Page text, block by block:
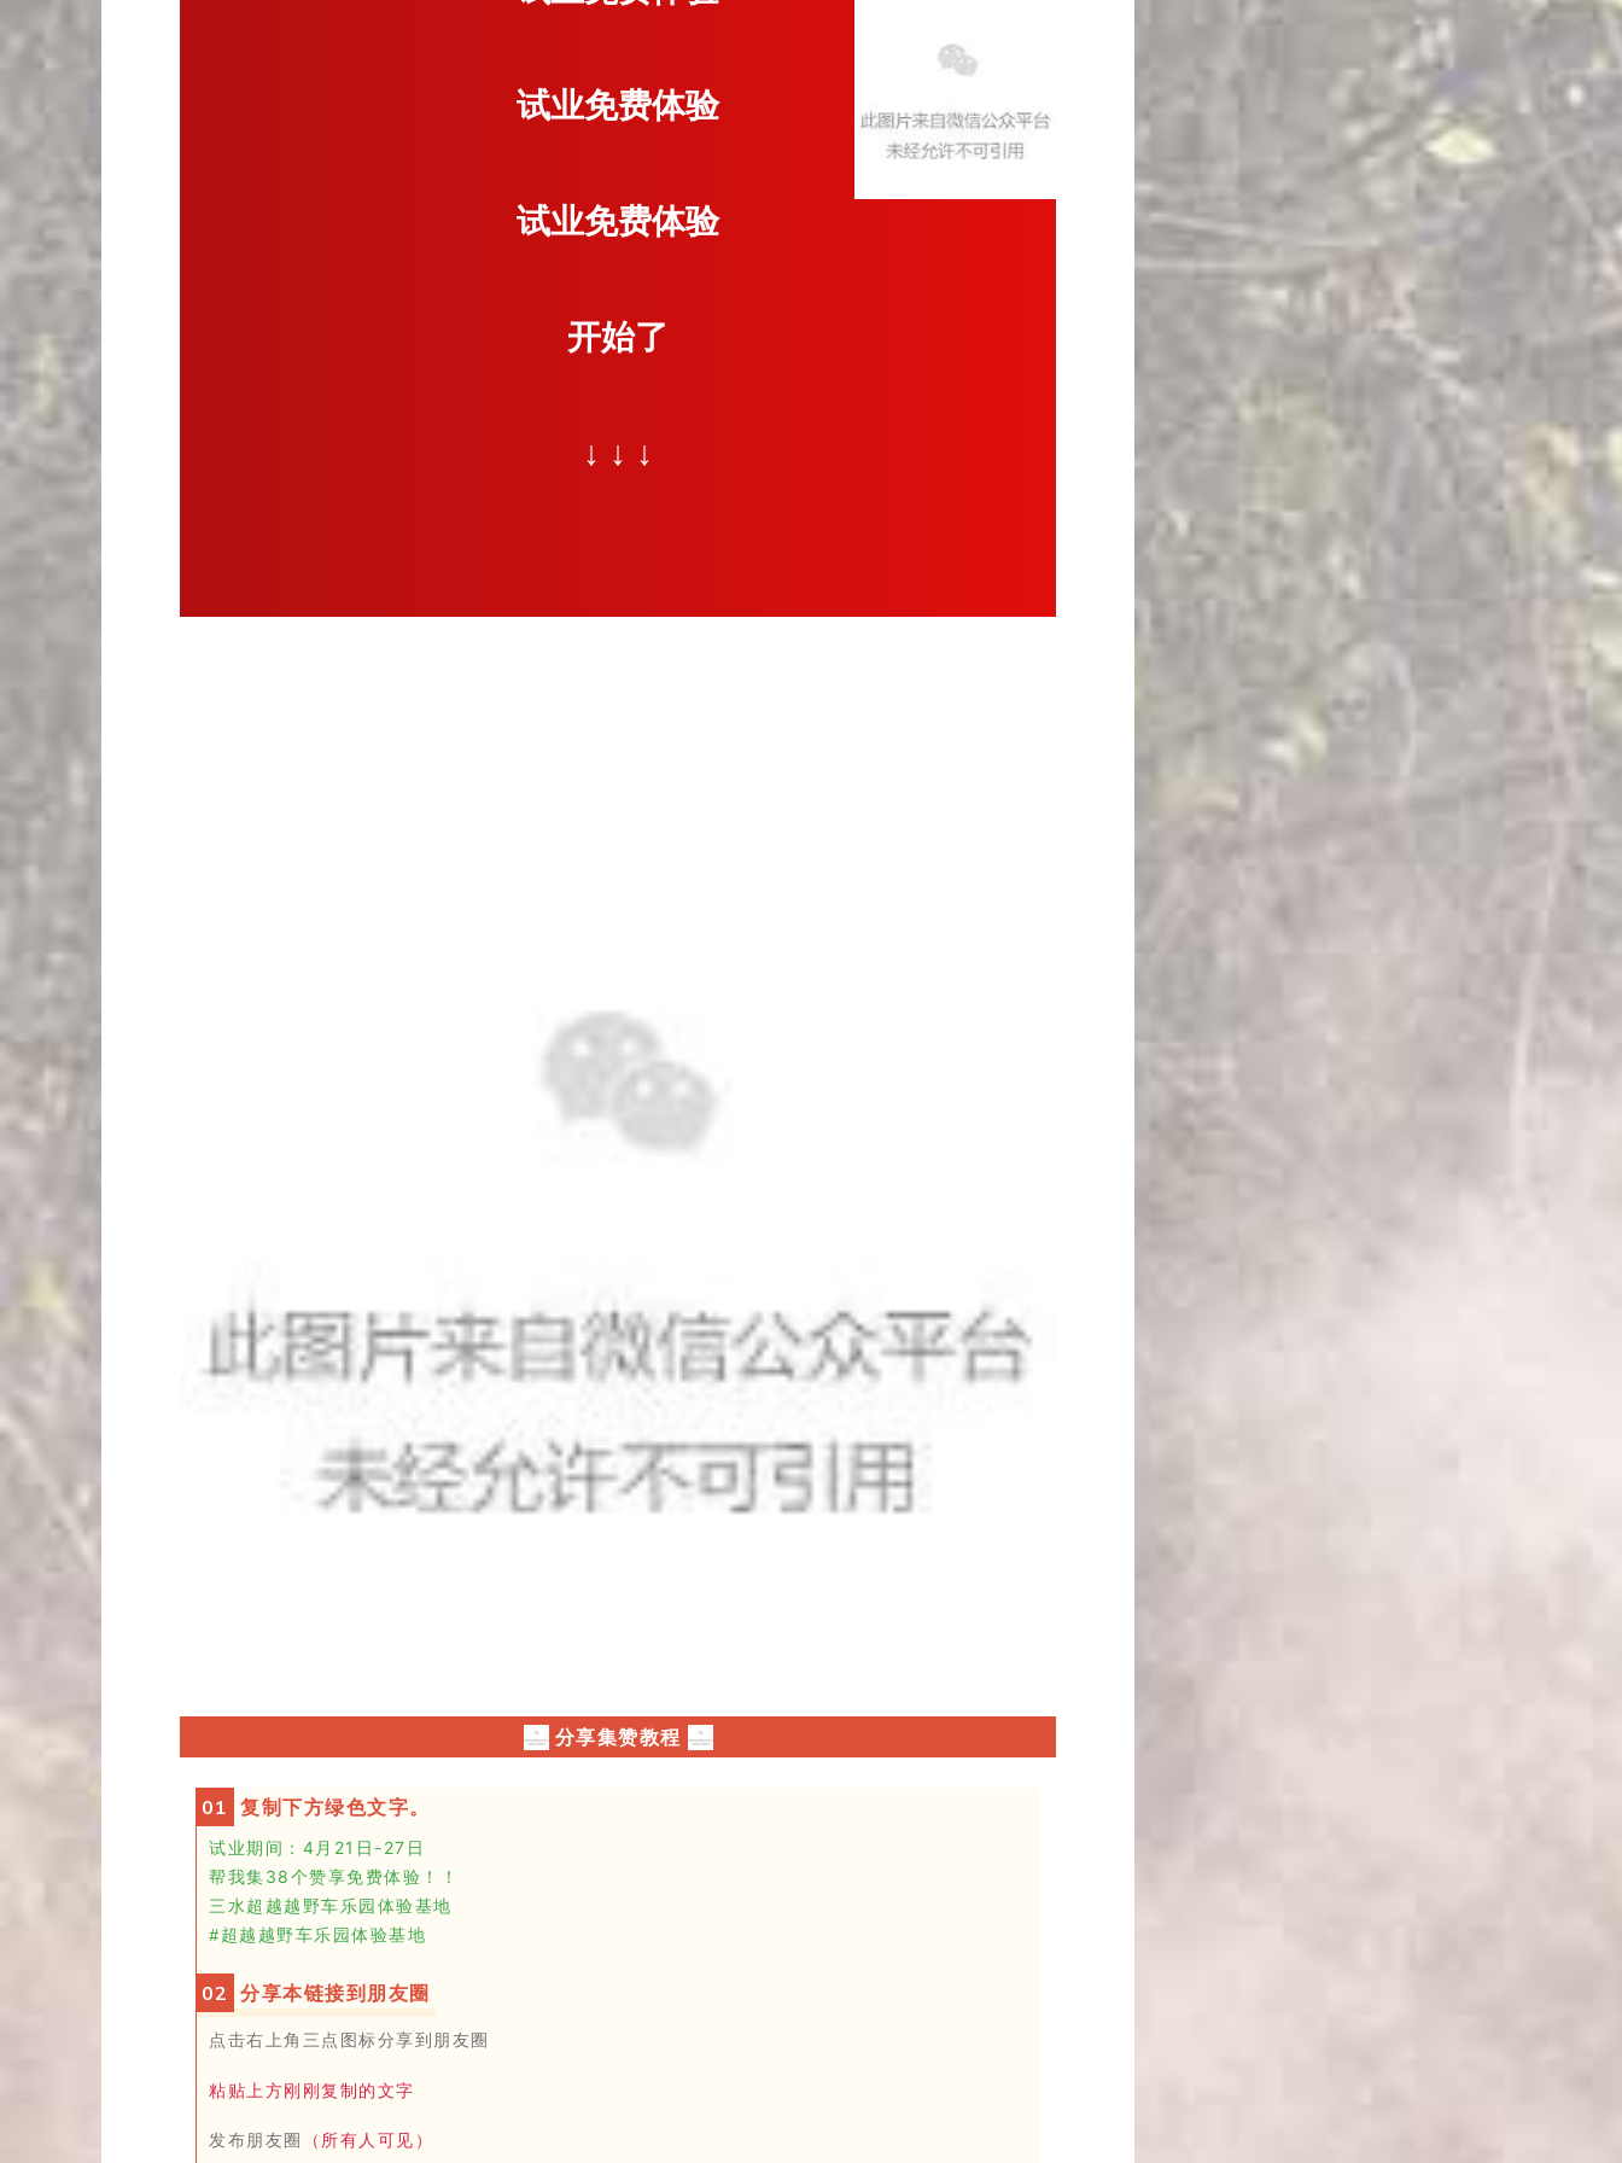
试业免费体验
试业免费体验
开始了
↓ ↓ ↓
分享集赞教程
01 复制下方绿色文字。
试业期间： 4月21日-27日
帮我集38个赞享免费体验！！
三水超越越野车乐园体验基地
#超越越野车乐园体验基地
02 分享本链接到朋友圈
点击右上角三点 图标分享到朋友圈
粘贴上方刚刚复制的文字
发布朋友圈 （所有人可见）